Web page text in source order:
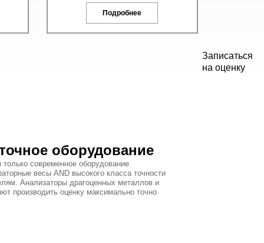
Подробнее
оборудование
современное оборудование.
весы AND высокого класса точности
Анализаторы драгоценных металлов и
производить оценку максимально точно.
Записаться
на оценку